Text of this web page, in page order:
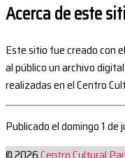
Acerca de este
Este sitio fue creado con
al público un archivo
realizadas en el Centro
Publicado el domingo 1 de